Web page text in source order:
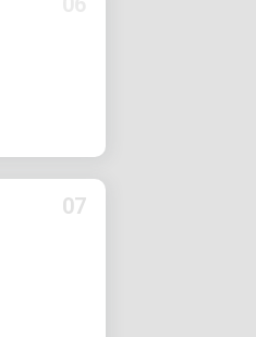
07